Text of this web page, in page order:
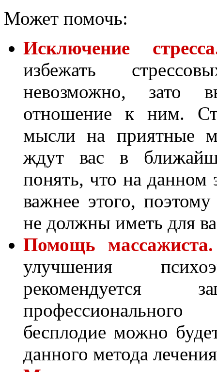
Может помочь:
Исключение
избежать
невозможно, зато
отношение к ним.
мысли на приятные
ждут вас в
понять, что на данном
важнее этого,
не должны иметь для
Помощь массажиста.
улучшения
рекомендуется
бесплодие можно
данного метода